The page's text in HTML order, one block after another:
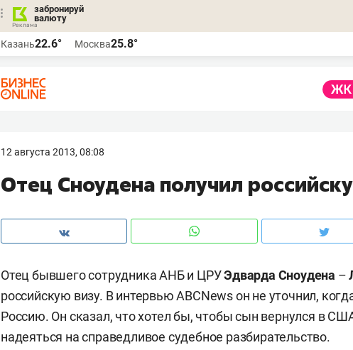
забронируй
валюту
Казань22.6° Москва25.8°
12 августа 2013, 08:08
Отец Сноудена получил
Отец бывшего сотрудника АНБ и ЦРУЭдварда Сноудена –
российскую визу. В интервью ABCNews он не уточнил,
Россию. Он сказал, что хотел бы, чтобы сын вернулся в
надеяться на справедливое судебное разбирательство.